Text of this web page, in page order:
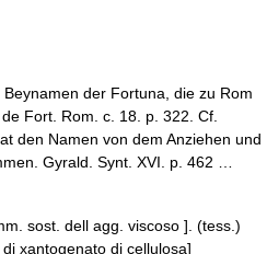
der Fortuna, die zu Rom
Fort. Rom. c. 18. p. 322. Cf.
den Namen von dem Anziehen und
Gyrald. Synt. XVI. p. 462 …
sost. dell agg. viscoso ]. (tess.)
xantogenato di cellulosa]